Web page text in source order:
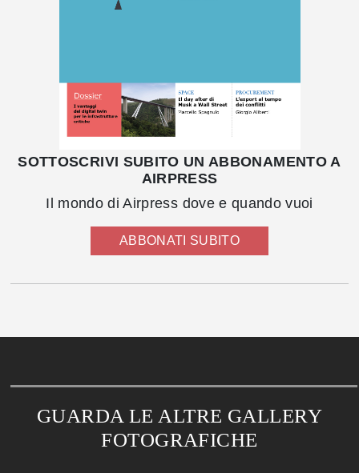
SOTTOSCRIVI SUBITO UN ABBONAMENTO A
AIRPRESS
Il mondo di Airpress dove e quando vuoi
ABBONATI SUBITO
GUARDA LE ALTRE GALLERY
FOTOGRAFICHE